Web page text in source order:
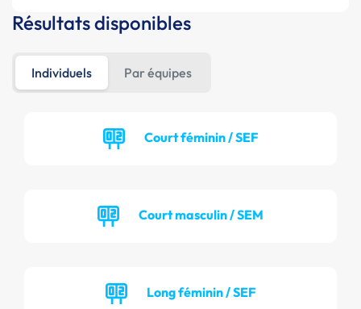
Résultats disponibles
Individuels Par équipes
Court féminin / SEF
Court masculin / SEM
Long féminin / SEF